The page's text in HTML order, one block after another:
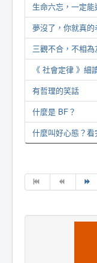
生命六忘，一定
夢沒了，你就真的
三觀不合，不相為
《 社會定律 》細
有哲理的笑話
什麼是 BF？
什麼叫好心態？看